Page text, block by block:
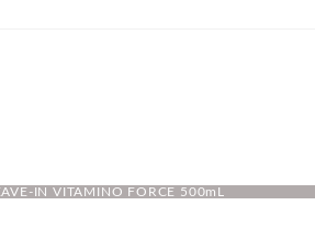
IN VITAMINO FORCE 500mL